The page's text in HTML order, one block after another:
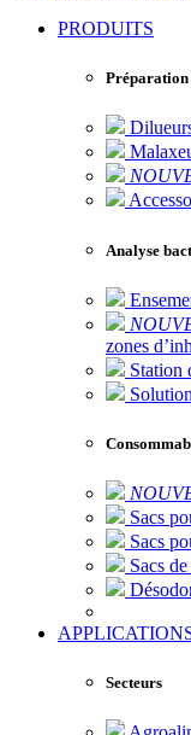
PRODUITS
Analyse
zones
Station
Sacs
Sacs
Sacs
Secteurs